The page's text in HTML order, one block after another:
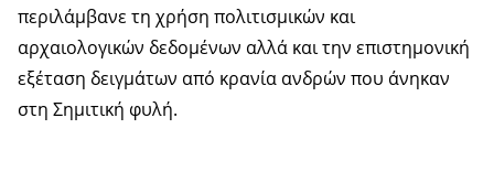
περιλάμβανε τη χρήση πολιτισμικών και
αρχαιολογικών δεδομένων αλλά και την επιστημονική
εξέταση δειγμάτων από κρανία ανδρών που άνηκαν
στη Σημιτική φυλή.